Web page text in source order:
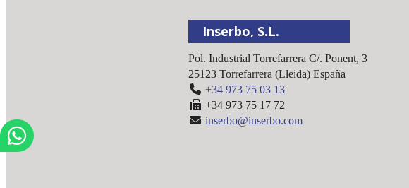
Inserbo, S.L.
Pol. Industrial Torrefarrera C/. Ponent, 3
25123 Torrefarrera (Lleida) España
+34 973 75 03 13
+34 973 75 17 72
inserbo@inserbo.com